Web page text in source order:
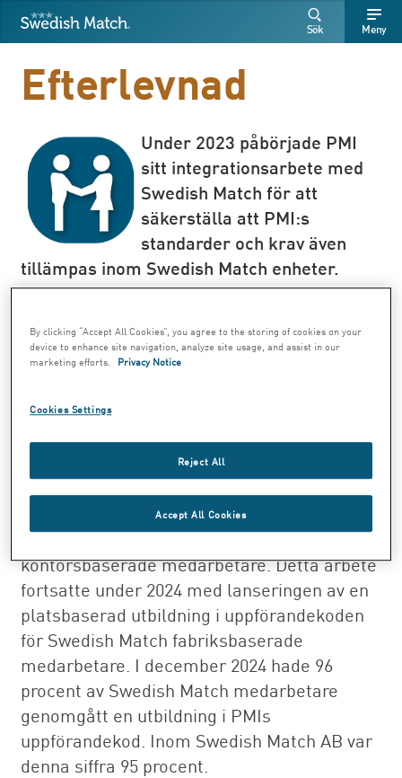
Sök
Fritext
Fritext SÖK
Swedish Match Meny
Sök
Efterlevnad
Under 2023 påbörjade PMI
sitt integrationsarbete med
Swedish Match för att
säkerställa att PMI:s
standarder och krav även
tillämpas inom Swedish Match enheter.
Under 2023 fortsatte integrationsarbetet
Compliance-funktion att fokusera på att
säkerställa att PMIs standarder och krav
även tillämpades inom Swedish Match,
bland annat genom lanseringen av PMIs
uppförandekod inom Swedish Match
verksamheter och en e-utbildning för
kontorsbaserade medarbetare. Detta arbete
fortsatte under 2024 med lanseringen av en
platsbaserad utbildning i uppförandekoden
för Swedish Match fabriksbaserade
medarbetare. I december 2024 hade 96
procent av Swedish Match medarbetare
genomgått en utbildning i PMIs
uppförandekod. Inom Swedish Match AB var
denna siffra 95 procent.
By clicking “Accept All Cookies”, you agree to the storing of cookies on your
device to enhance site navigation, analyze site usage, and assist in our
marketing efforts.
Privacy Notice
Cookies Settings
Reject All
Accept All Cookies